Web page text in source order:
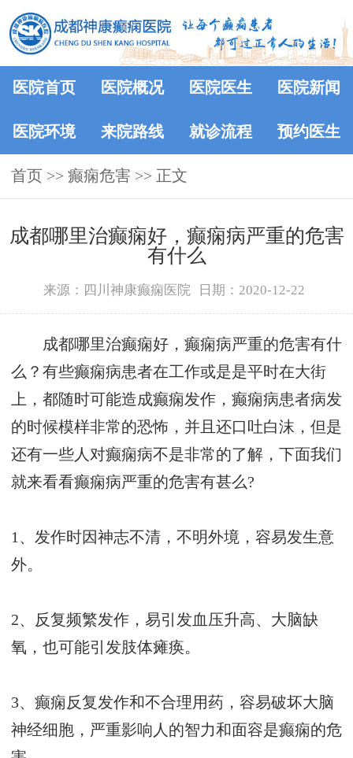
医院首页 医院概况 医院医生 医院新闻
医院环境 来院路线 就诊流程 预约医生
首页 >> 癫痫危害 >> 正文
成都哪里治癫痫好，癫痫病严重的危害
有什么
来源：四川神康癫痫医院 日期：2020-12-22
成都哪里治癫痫好，癫痫病严重的危害有什
么？有些癫痫病患者在工作或是是平时在大街
上，都随时可能造成癫痫发作，癫痫病患者病发
的时候模样非常的恐怖，并且还口吐白沫，但是
还有一些人对癫痫病不是非常的了解，下面我们
就来看看癫痫病严重的危害有甚么?
1、发作时因神志不清，不明外境，容易发生意
外。
2、反复频繁发作，易引发血压升高、大脑缺
氧，也可能引发肢体瘫痪。
3、癫痫反复发作和不合理用药，容易破坏大脑
神经细胞，严重影响人的智力和面容是癫痫的危